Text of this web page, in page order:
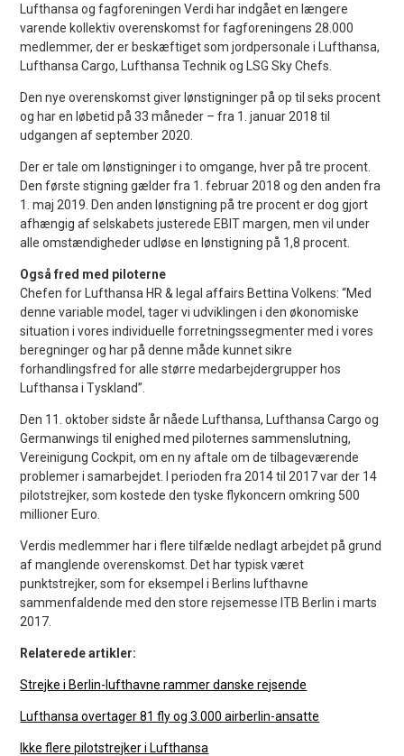
Lufthansa og fagforeningen Verdi har indgået en længere
varende kollektiv overenskomst for fagforeningens 28.000
medlemmer, der er beskæftiget som jordpersonale i Lufthansa,
Lufthansa Cargo, Lufthansa Technik og LSG Sky Chefs.
Den nye overenskomst giver lønstigninger på op til seks procent
og har en løbetid på 33 måneder – fra 1. januar 2018 til
udgangen af september 2020.
Der er tale om lønstigninger i to omgange, hver på tre procent.
Den første stigning gælder fra 1. februar 2018 og den anden fra
1. maj 2019. Den anden lønstigning på tre procent er dog gjort
afhængig af selskabets justerede EBIT margen, men vil under
alle omstændigheder udløse en lønstigning på 1,8 procent.
Også fred med piloterne
Chefen for Lufthansa HR & legal affairs Bettina Volkens: “Med
denne variable model, tager vi udviklingen i den økonomiske
situation i vores individuelle forretningssegmenter med i vores
beregninger og har på denne måde kunnet sikre
forhandlingsfred for alle større medarbejdergrupper hos
Lufthansa i Tyskland”.
Den 11. oktober sidste år nåede Lufthansa, Lufthansa Cargo og
Germanwings til enighed med piloternes sammenslutning,
Vereinigung Cockpit, om en ny aftale om de tilbageværende
problemer i samarbejdet. I perioden fra 2014 til 2017 var der 14
pilotstrejker, som kostede den tyske flykoncern omkring 500
millioner Euro.
Verdis medlemmer har i flere tilfælde nedlagt arbejdet på grund
af manglende overenskomst. Det har typisk været
punktstrejker, som for eksempel i Berlins lufthavne
sammenfaldende med den store rejsemesse ITB Berlin i marts
2017.
Relaterede artikler:
Strejke i Berlin-lufthavne rammer danske rejsende
Lufthansa overtager 81 fly og 3.000 airberlin-ansatte
Ikke flere pilotstrejker i Lufthansa